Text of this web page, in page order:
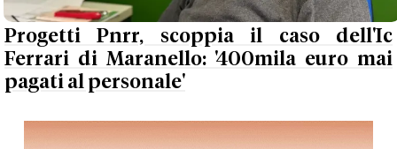
Progetti Pnrr, scoppia il caso dell'Ic
Ferrari di Maranello: '400mila euro mai
pagati al personale'